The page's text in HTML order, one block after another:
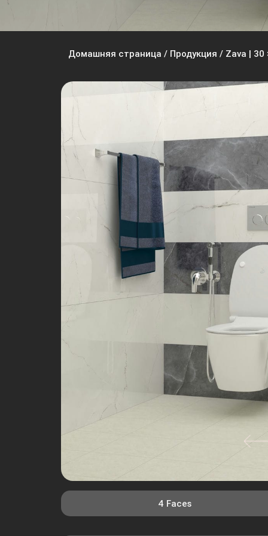
Домашняя страница / Продукция / Zava | 30
4 Faces